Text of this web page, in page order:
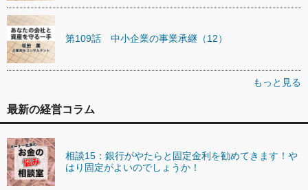
第109話 中小企業の事業承継（12）
もっと見る
最新の経営コラム
相談15：銀行がやたらと固定金利を勧めてきます！や
はり固定がよいのでしょうか！